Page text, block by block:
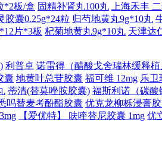
*2板/盒 固精补肾丸100丸 上海禾丰
胶囊0.25g*24粒 归芍地黄丸9g*10丸
片*3板 杞菊地黄丸9g*10丸 天津达
利普卓 诺雷得（醋酸戈舍瑞林缓释植
囊 地黄叶总苷胶囊 福可维 12mg 乐卫
蒂清(替莫唑胺胶囊) 福斯利诺（碳酸
吗替麦考酚酯胶囊 优克龙柳栎浸膏
【爱优特】 呋喹替尼胶囊 1mg 优